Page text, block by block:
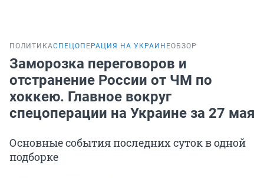
ПОЛИТИКАСПЕЦОПЕРАЦИЯ НА УКРАИНЕОБЗОР
Заморозка переговоров и
отстранение России от ЧМ по
хоккею. Главное вокруг
спецоперации на Украине за 27 мая
Основные события последних суток в одной
подборке